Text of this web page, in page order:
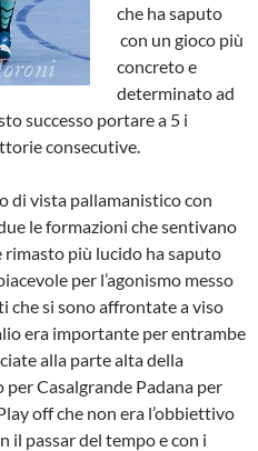
che ha saputo
con un gioco più
concreto e
determinato ad
successo portare a 5 i
consecutive.
di vista pallamanistico con
le formazioni che sentivano
rimasto più lucido ha saputo
per l’agonismo messo
che si sono affrontate a viso
era importante per entrambe
alla parte alta della
Casalgrande Padana per
off che non era l’obbiettivo
il passar del tempo e con i